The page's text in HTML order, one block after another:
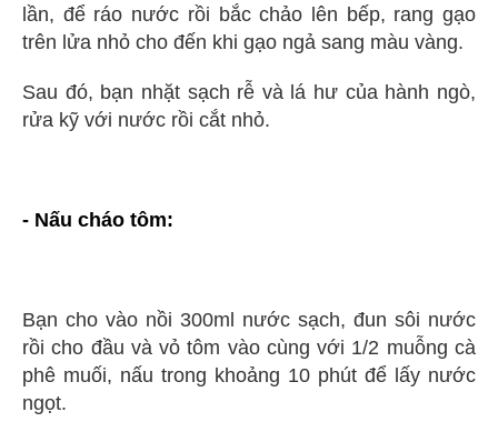
lần, để ráo nước rồi bắc chảo lên bếp, rang gạo
trên lửa nhỏ cho đến khi gạo ngả sang màu vàng.
Sau đó, bạn nhặt sạch rễ và lá hư của hành ngò,
rửa kỹ với nước rồi cắt nhỏ.
- Nấu cháo tôm:
Bạn cho vào nồi 300ml nước sạch, đun sôi nước
rồi cho đầu và vỏ tôm vào cùng với 1/2 muỗng cà
phê muối, nấu trong khoảng 10 phút để lấy nước
ngọt.